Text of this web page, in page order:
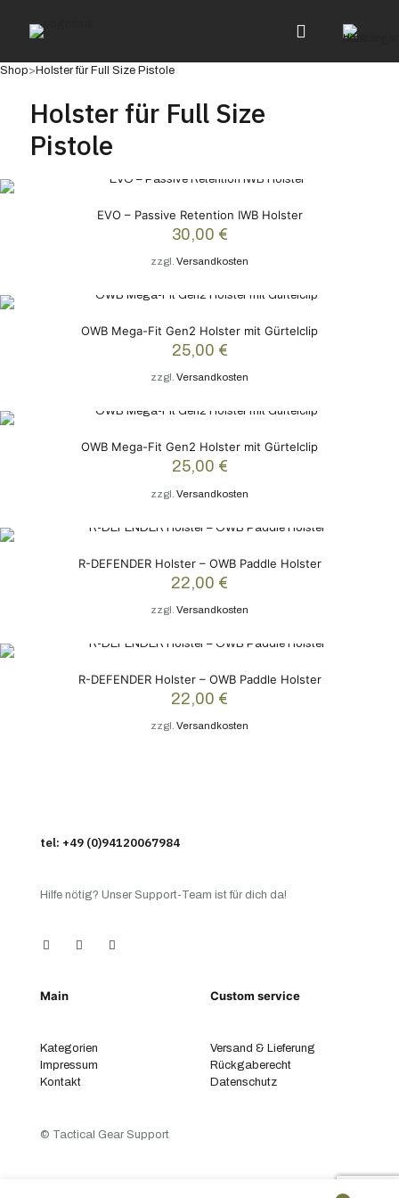
Shop> Holster für Full Size Pistole
Holster für Full Size
Pistole
EVO – Passive Retention IWB Holster
30,00 €
zzgl. Versandkosten
OWB Mega-Fit Gen2 Holster mit Gürtelclip
25,00 €
zzgl. Versandkosten
OWB Mega-Fit Gen2 Holster mit Gürtelclip
25,00 €
zzgl. Versandkosten
R-DEFENDER Holster – OWB Paddle Holster
22,00 €
zzgl. Versandkosten
R-DEFENDER Holster – OWB Paddle Holster
22,00 €
zzgl. Versandkosten
tel: +49 (0)94120067984
Hilfe nötig? Unser Support-Team ist für dich da!
Main
Kategorien
Impressum
Kontakt
Custom service
Versand & Lieferung
Rückgaberecht
Datenschutz
© Tactical Gear Support